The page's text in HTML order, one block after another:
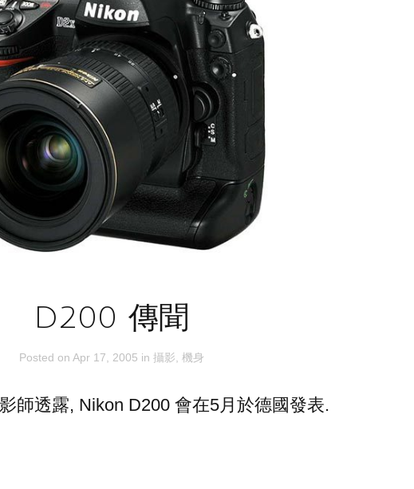
D200 傳聞
Posted on Apr 17, 2005 in 攝影 機身
師透露, Nikon D200 會在5月於德國發表.